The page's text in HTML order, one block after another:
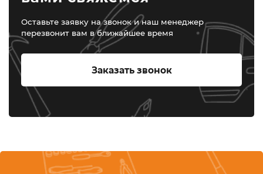
Оставьте заявку на звонок и наш менеджер
перезвонит вам в ближайшее время
Заказать звонок